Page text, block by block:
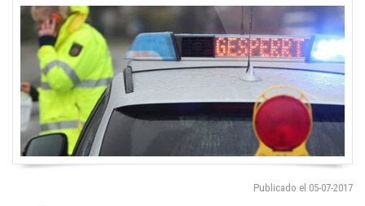
Publicado el 05-07-2017